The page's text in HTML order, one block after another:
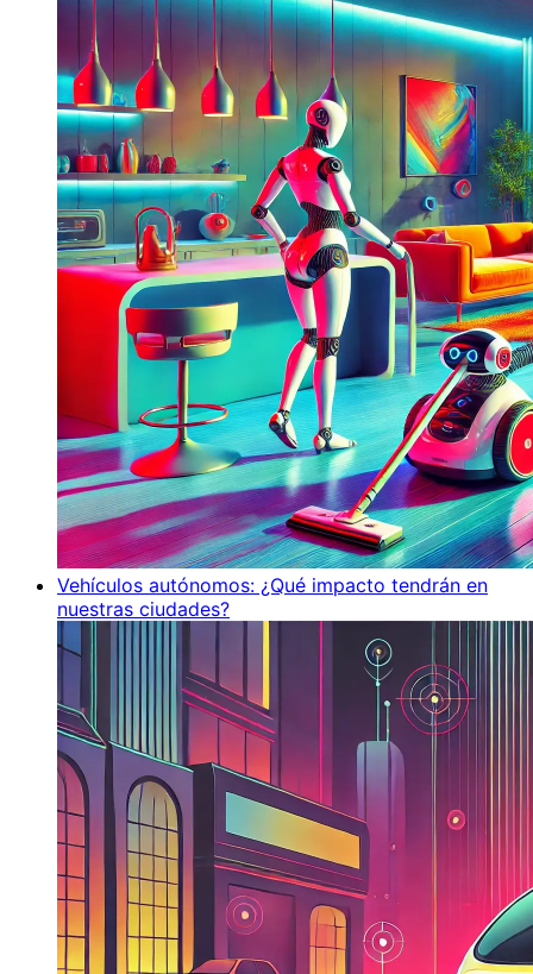
Vehículos autónomos: ¿Qué impacto tendrán en
nuestras ciudades?